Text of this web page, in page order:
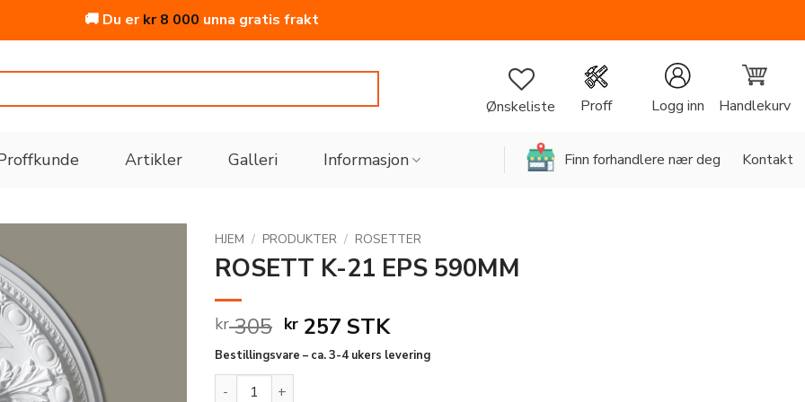
🚚 Du erkr8 000 unna gratis frakt
Ønskeliste Proff Logg inn Handlekurv
Artikler Galleri Informasjon Finn forhandlere nær deg Kontakt
HJEM / PRODUKTER / ROSETTER
ROSETT K-21 EPS 590MM
kr305 Opprinnelig
pris
var:
kr 305.
kr 257 Nåværende
pris
er:
STK
Bestillingsvare – ca. 3-4 ukers levering
ROSETT K-21 EPS 590MM antall